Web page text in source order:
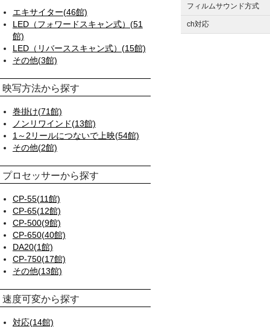
フィルムサウンド方式
ch対応
エキサイター(46館)
LED（フォワードスキャン式）(51
館)
LED（リバーススキャン式）(15館)
その他(3館)
映写方法から探す
巻掛け(71館)
ノンリワインド(13館)
1～2リールにつないで上映(54館)
その他(2館)
プロセッサーから探す
CP-55(11館)
CP-65(12館)
CP-500(9館)
CP-650(40館)
DA20(1館)
CP-750(17館)
その他(13館)
速度可変から探す
対応(14館)